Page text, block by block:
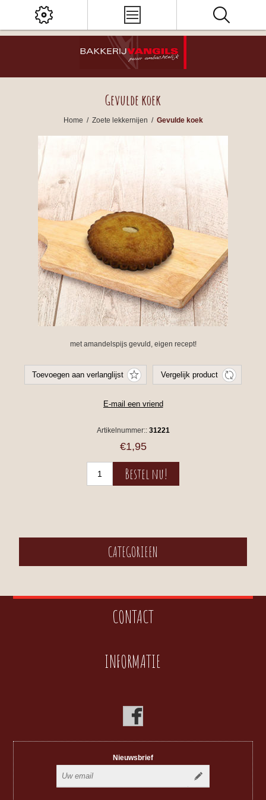
Gevulde koek
Home / Zoete lekkernijen / Gevulde koek
met amandelspijs gevuld, eigen recept!
Artikelnummer:: 31221
€1,95
CATEGORIEEN
CONTACT
INFORMATIE
Nieuwsbrief